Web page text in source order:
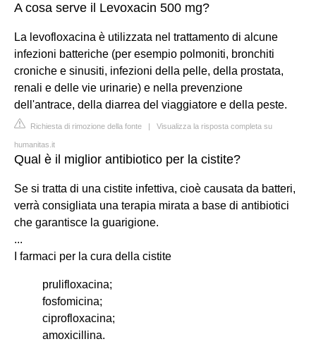
A cosa serve il Levoxacin 500 mg?
La levofloxacina è utilizzata nel trattamento di alcune
infezioni batteriche (per esempio polmoniti, bronchiti
croniche e sinusiti, infezioni della pelle, della prostata,
renali e delle vie urinarie) e nella prevenzione
dell'antrace, della diarrea del viaggiatore e della peste.
Richiesta di rimozione della fonte | Visualizza la risposta completa su
humanitas.it
Qual è il miglior antibiotico per la cistite?
Se si tratta di una cistite infettiva, cioè causata da batteri,
verrà consigliata una terapia mirata a base di antibiotici
che garantisce la guarigione.
...
I farmaci per la cura della cistite
prulifloxacina;
fosfomicina;
ciprofloxacina;
amoxicillina.